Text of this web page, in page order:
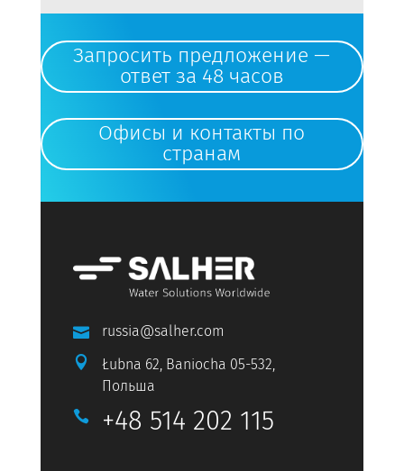
Запросить предложение —
ответ за 48 часов
Офисы и контакты по
странам
 russia@salher.com

Łubna 62, Baniocha 05-532,
Польша
 +48 514 202 115